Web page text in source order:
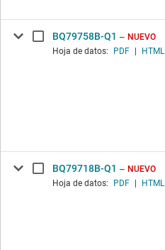
BQ79758B-Q1
NUEVO
Hoja de datos:
PDF HTML
BQ79718B-Q1
NUEVO
Hoja de datos:
PDF HTML